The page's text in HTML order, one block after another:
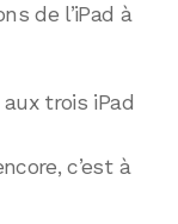
de l’iPad à
trois iPad
c’est à